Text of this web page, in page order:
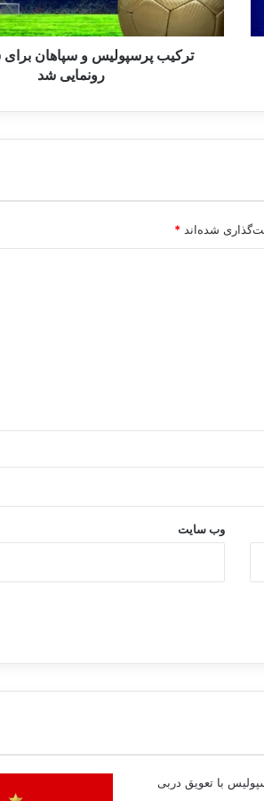
س
پ
س
ه
ا
ر
ا
ترکیب پرسپولیس و سپاهان
رونمایی شد
شده‌اند *
وب‌ سایت